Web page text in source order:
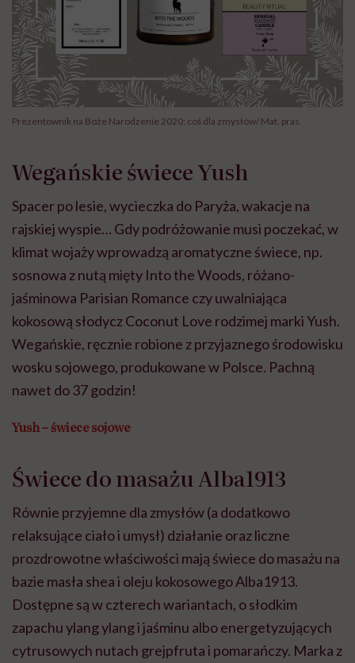
Prezentownik na Boże Narodzenie 2020: coś dla zmysłów/ Mat. pras.
Wegańskie świece Yush
Spacer po lesie, wycieczka do Paryża, wakacje na
rajskiej wyspie… Gdy podróżowanie musi poczekać, w
klimat wojaży wprowadzą aromatyczne świece, np.
sosnowa z nutą mięty Into the Woods, różano-
jaśminowa Parisian Romance czy uwalniająca
kokosową słodycz Coconut Love rodzimej marki Yush.
Wegańskie, ręcznie robione z przyjaznego środowisku
wosku sojowego, produkowane w Polsce. Pachną
nawet do 37 godzin!
Yush – świece sojowe
Świece do masażu Alba1913
Równie przyjemne dla zmysłów (a dodatkowo
relaksujące ciało i umysł) działanie oraz liczne
prozdrowotne właściwości mają świece do masażu na
bazie masła shea i oleju kokosowego Alba1913.
Dostępne są w czterech wariantach, o słodkim
zapachu ylang ylang i jaśminu albo energetyzujących
cytrusowych nutach grejpfruta i pomarańczy. Marka z